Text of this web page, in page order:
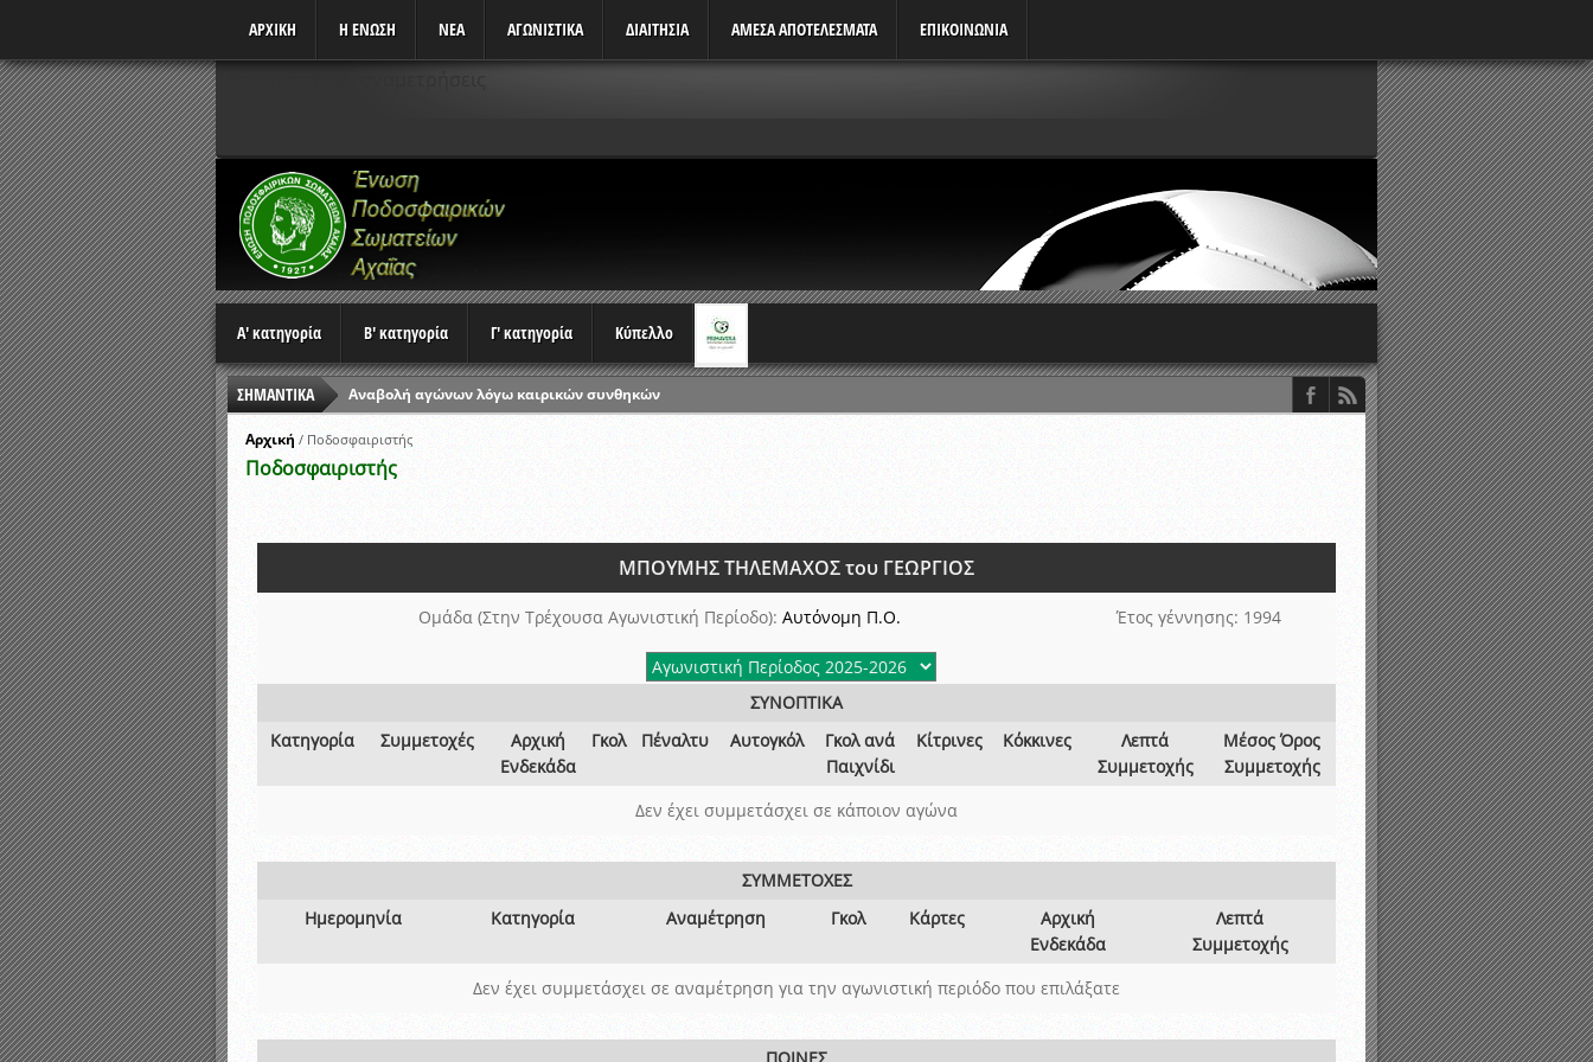
ΑΡΧΙΚΗ Η ΕΝΩΣΗ ΝΕΑ ΑΓΩΝΙΣΤΙΚΆ ΔΙΑΙΤΗΣΙΑ ΑΜΕΣΑ ΑΠΟΤΕΛΕΣΜΑΤΑ ΕΠΙΚΟΙΝΩΝΙΑ
Α' κατηγορία Β' κατηγορία Γ' κατηγορία Κύπελλο
ΣΗΜΑΝΤΙΚΑ
Αναβολή αγώνων λόγω καιρικών συνθηκών
Ώρες έναρξης αγώνων Πρωταθλημάτων
Αποτελέσματα επαναληπτικών γραπτών εξετάσεων και αγωνιστικών δοκιμασιών διαιτητών και παρατηρητών ΕΠΣΑ
Κληρώσεις Πρωταθλημάτων και Κυπέλλου 2015-2016
Αρχική / Ποδοσφαιριστής
Ποδοσφαιριστής
ΜΠΟΥΜΗΣ ΤΗΛΕΜΑΧΟΣ του ΓΕΩΡΓΙΟΣ
Ομάδα (Στην Τρέχουσα Αγωνιστική Περίοδο): Αυτόνομη Π.Ο. Έτος γέννησης: 1994
ΣΥΝΟΠΤΙΚΑ
Κατηγορία
Συμμετοχές
Αρχική
Ενδεκάδα
Γκολ Πέναλτυ Αυτογκόλ
Γκολ ανά
Παιχνίδι
Κίτρινες Κόκκινες
Λεπτά
Συμμετοχής
Μέσος Όρος
Συμμετοχής
Δεν έχει συμμετάσχει σε κάποιον αγώνα
ΣΥΜΜΕΤΟΧΕΣ
Ημερομηνία
Κατηγορία Αναμέτρηση Γκολ Κάρτες
Αρχική
Ενδεκάδα
Λεπτά
Συμμετοχής
Δεν έχει συμμετάσχει σε αναμέτρηση για την αγωνιστική περιόδο που επιλάξατε